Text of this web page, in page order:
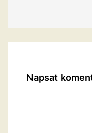
Napsat